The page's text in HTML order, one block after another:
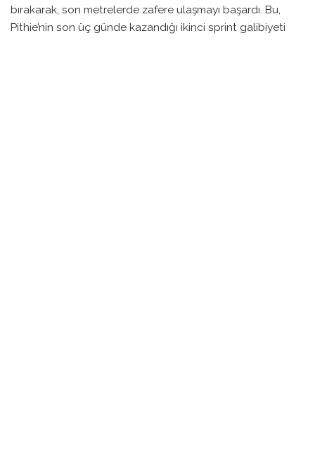
bırakarak, son metrelerde zafere ulaşmayı başardı. Bu,
Pithie’nin son üç günde kazandığı ikinci sprint galibiyeti